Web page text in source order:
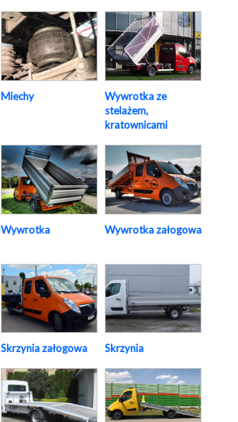
Miechy
Wywrotka ze
stelażem,
kratownicami
Wywrotka Wywrotka załogowa
Skrzynia załogowa Skrzynia